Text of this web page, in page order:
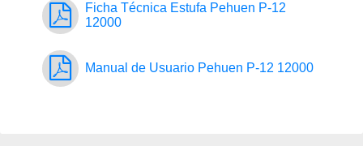
Ficha Técnica Estufa Pehuen P-12
12000
Manual de Usuario Pehuen P-12 12000